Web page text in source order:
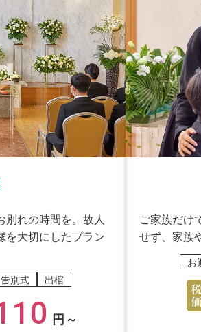
たので、あまり待つこともなく助かり
安やご不満に思われた点はございま
頂いて、ありがたかったです。
の費用や商品に関するご説明で、ご
？
ともなく、嫌な思いも全くしない明朗
別れの時間を。故人
を大切にしたプラン
告別式 出棺
円～
ご家族だけ
せず、家族
お